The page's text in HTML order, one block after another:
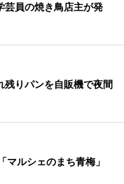
員の焼き鳥店主が発
残りパンを自販機で夜間
ルシェのまち青梅」